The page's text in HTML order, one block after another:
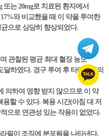
또는 20mg로 치료된 환자에서
17%와 비교했을 때 이 약을 투여한
으로 상당히 향상되었다.
관찰된 평균 최대 혈장 농도
달하였다. 경구 투여 후 타다라필의
의하여 영향 받지 않으므로 이 약
할 수 있다. 복용 시간(아침 대 저
으로 연관성 있는 작용이 없었다.
필이 조직에 분포됨을 나타낸다.